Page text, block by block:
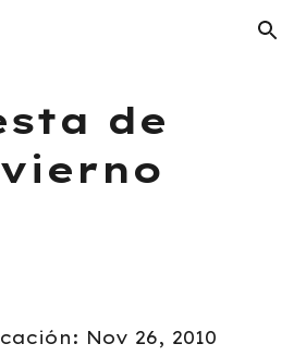
Skip to navigation
de
Nov 26, 2010